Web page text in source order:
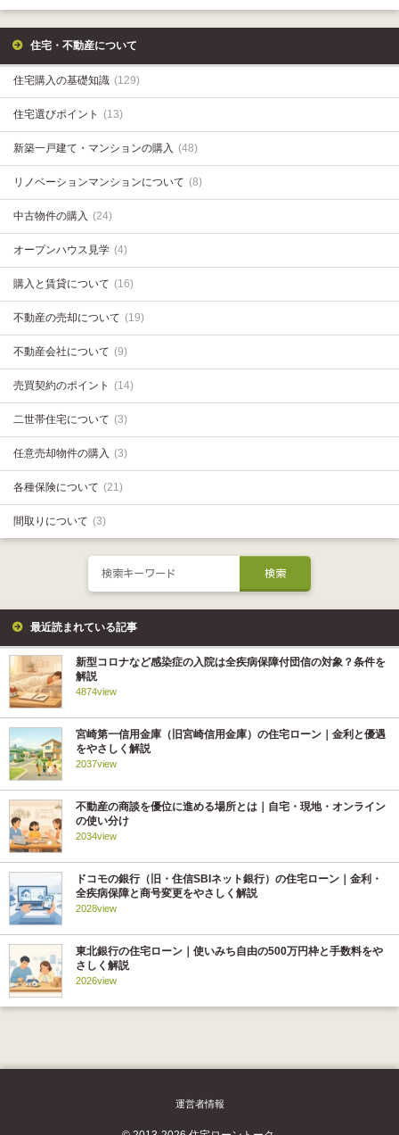
住宅・不動産について
住宅購入の基礎知識 (129)
住宅選びポイント (13)
新築一戸建て・マンションの購入 (48)
リノベーションマンションについて (8)
中古物件の購入 (24)
オープンハウス見学 (4)
購入と賃貸について (16)
不動産の売却について (19)
不動産会社について (9)
売買契約のポイント (14)
二世帯住宅について (3)
任意売却物件の購入 (3)
各種保険について (21)
間取りについて (3)
最近読まれている記事
新型コロナなど感染症の入院は全疾病保障付団信の対象？条件を
解説
4874view
宮崎第一信用金庫（旧宮崎信用金庫）の住宅ローン｜金利と優遇
をやさしく解説
2037view
不動産の商談を優位に進める場所とは｜自宅・現地・オンライン
の使い分け
2034view
ドコモの銀行（旧・住信SBIネット銀行）の住宅ローン｜金利・
全疾病保障と商号変更をやさしく解説
2028view
東北銀行の住宅ローン｜使いみち自由の500万円枠と手数料をや
さしく解説
2026view
運営者情報